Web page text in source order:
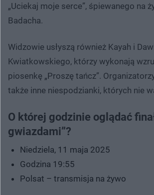
„Uciekaj moje serce”, śpiewanego na
Badacha.
Widzowie usłyszą również Kayah i
Kwiatkowskiego, którzy wykonają
piosenkę „Proszę tańcz”.
także inne niespodzianki, których nie
O której godzinie oglądać
gwiazdami”?
Niedziela, 11 maja 2025
Godzina 19:55
Polsat – transmisja na żywo